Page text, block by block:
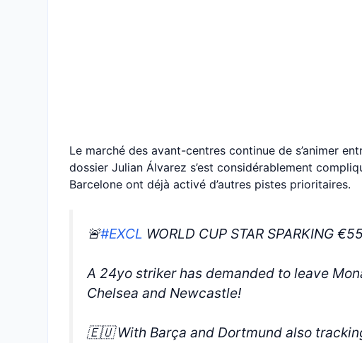
Le marché des avant-centres continue de s’animer
dossier Julian Álvarez s’est considérablement
Barcelone ont déjà activé d’autres pistes prioritaires.
🚨#EXCL WORLD CUP STAR SPARKING
A 24yo striker has demanded to leave
Chelsea and Newcastle!
🇪🇺 With Barça and Dortmund also